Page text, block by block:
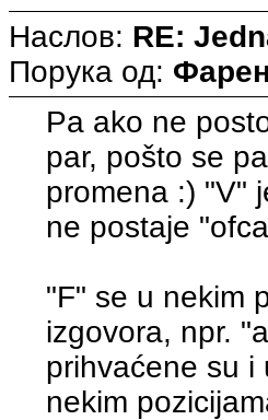
Наслов: RE:
Порука од:
Pa ako ne
par, pošto se
promena :) "V"
ne postaje
"F" se u nekim
izgovora, npr.
prihvaćene su i
nekim